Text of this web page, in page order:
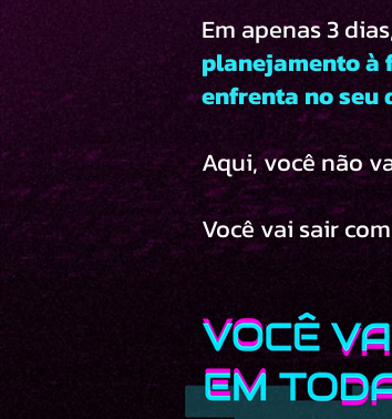
Em apenas 3
planejamento à
enfrenta no seu
Aqui, você não
Você vai sair